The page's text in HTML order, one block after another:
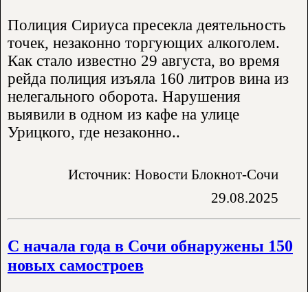
Полиция Сириуса пресекла деятельность
точек, незаконно торгующих алкоголем.
Как стало известно 29 августа, во время
рейда полиция изъяла 160 литров вина из
нелегального оборота. Нарушения
выявили в одном из кафе на улице
Урицкого, где незаконно..
Источник: Новости Блокнот-Сочи
29.08.2025
С начала года в Сочи обнаружены 150
новых самостроев